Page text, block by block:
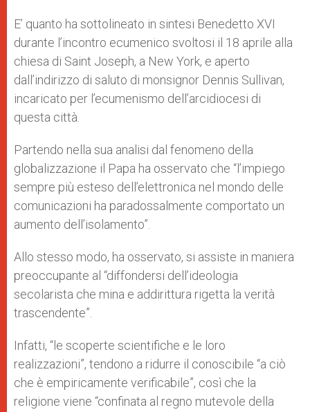
E’ quanto ha sottolineato in sintesi Benedetto XVI
durante l’incontro ecumenico svoltosi il 18 aprile alla
chiesa di Saint Joseph, a New York, e aperto
dall’indirizzo di saluto di monsignor Dennis Sullivan,
incaricato per l’ecumenismo dell’arcidiocesi di
questa città.
Partendo nella sua analisi dal fenomeno della
globalizzazione il Papa ha osservato che “l’impiego
sempre più esteso dell’elettronica nel mondo delle
comunicazioni ha paradossalmente comportato un
aumento dell’isolamento”.
Allo stesso modo, ha osservato, si assiste in maniera
preoccupante al “diffondersi dell’ideologia
secolarista che mina e addirittura rigetta la verità
trascendente”.
Infatti, “le scoperte scientifiche e le loro
realizzazioni”, tendono a ridurre il conoscibile “a ciò
che è empiricamente verificabile”, così che la
religione viene “confinata al regno mutevole della